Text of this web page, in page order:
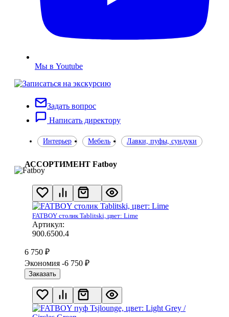
Мы в Youtube
Задать вопрос
Написать директору
Интерьер Мебель Лавки, пуфы, сундуки
АССОРТИМЕНТ Fatboy
FATBOY столик Tablitski, цвет: Lime
Артикул:
900.6500.4
6 750 ₽
Экономия -6 750 ₽
Заказать